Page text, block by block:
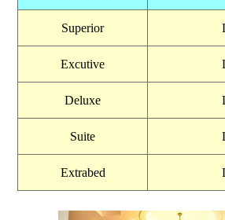
Superior
Excutive
Deluxe
Suite
Extrabed